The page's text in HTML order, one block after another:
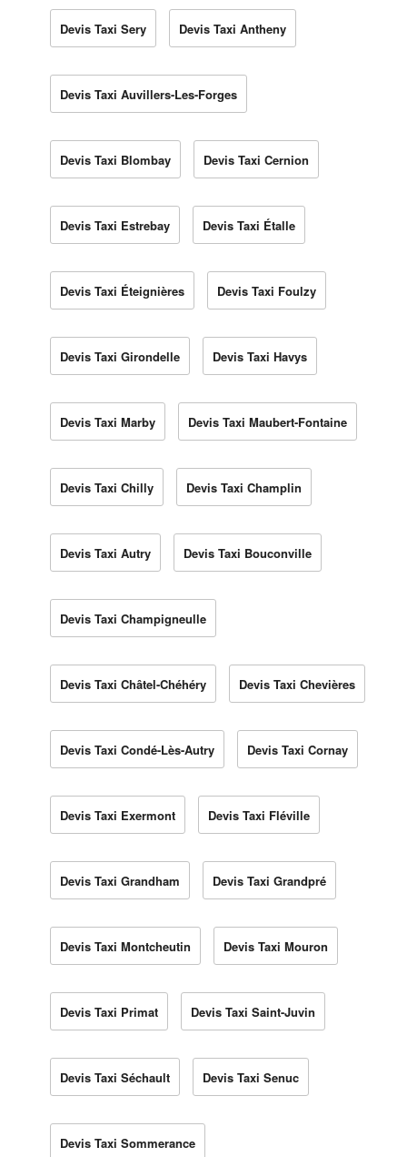
Devis Taxi Sery Devis Taxi Antheny
Devis Taxi Auvillers-Les-Forges
Devis Taxi Blombay Devis Taxi Cernion
Devis Taxi Estrebay Devis Taxi Étalle
Devis Taxi Éteignières Devis Taxi Foulzy
Devis Taxi Girondelle Devis Taxi Havys
Devis Taxi Marby Devis Taxi Maubert-Fontaine
Devis Taxi Chilly Devis Taxi Champlin
Devis Taxi Autry Devis Taxi Bouconville
Devis Taxi Champigneulle
Devis Taxi Châtel-Chéhéry Devis Taxi Chevières
Devis Taxi Condé-Lès-Autry Devis Taxi Cornay
Devis Taxi Exermont Devis Taxi Fléville
Devis Taxi Grandham Devis Taxi Grandpré
Devis Taxi Montcheutin Devis Taxi Mouron
Devis Taxi Primat Devis Taxi Saint-Juvin
Devis Taxi Séchault Devis Taxi Senuc
Devis Taxi Sommerance